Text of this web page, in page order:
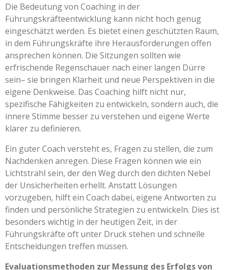
Die Bedeutung von Coaching in der
Führungskräfteentwicklung kann nicht hoch genug
eingeschätzt werden. Es bietet einen geschützten Raum,
in dem Führungskräfte ihre Herausforderungen offen
ansprechen können. Die Sitzungen sollten wie
erfrischende Regenschauer nach einer langen Dürre
sein– sie bringen Klarheit und neue Perspektiven in die
eigene Denkweise. Das Coaching hilft nicht nur,
spezifische Fähigkeiten zu entwickeln, sondern auch, die
innere Stimme besser zu verstehen und eigene Werte
klarer zu definieren.
Ein guter Coach versteht es, Fragen zu stellen, die zum
Nachdenken anregen. Diese Fragen können wie ein
Lichtstrahl sein, der den Weg durch den dichten Nebel
der Unsicherheiten erhellt. Anstatt Lösungen
vorzugeben, hilft ein Coach dabei, eigene Antworten zu
finden und persönliche Strategien zu entwickeln. Dies ist
besonders wichtig in der heutigen Zeit, in der
Führungskräfte oft unter Druck stehen und schnelle
Entscheidungen treffen müssen.
Evaluationsmethoden zur Messung des Erfolgs von